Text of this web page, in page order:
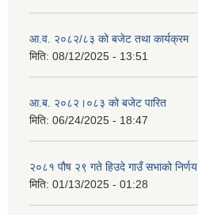
आ.व. २०८२/८३ को बजेट तथा कार्यक्रम
मिति: 08/12/2025 - 13:51
आ.ब. २०८२।०८३ को बजेट पारित
मिति: 06/24/2025 - 18:47
२०८१ पौष २९ गते हिउदे गाउँ सभाको निर्णय
मिति: 01/13/2025 - 01:28